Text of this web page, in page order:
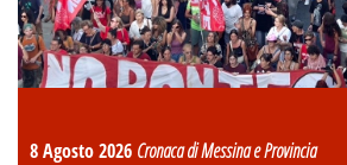
8 Agosto 2026 Cronaca di Messina e Provincia